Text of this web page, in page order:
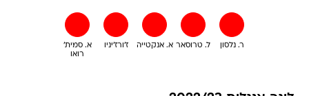
א. סמית'
רואו
ז'ורז'יניו א. אנקטייה ל. טרוסאר ר. נלסון